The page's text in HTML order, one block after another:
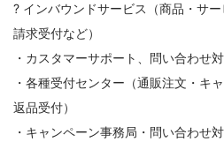
? インバウンドサービス（商品・サ
請求受付など）
・カスタマーサポート、問い合わせ
・各種受付センター（通販注文・キ
返品受付）
・キャンペーン事務局・問い合わせ